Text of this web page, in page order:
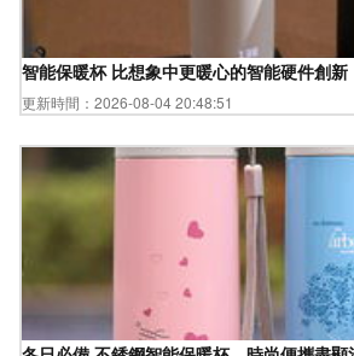
智能保暖杯 比想象中更暖心的智能硬件創新
更新時間：2026-08-04 20:48:51